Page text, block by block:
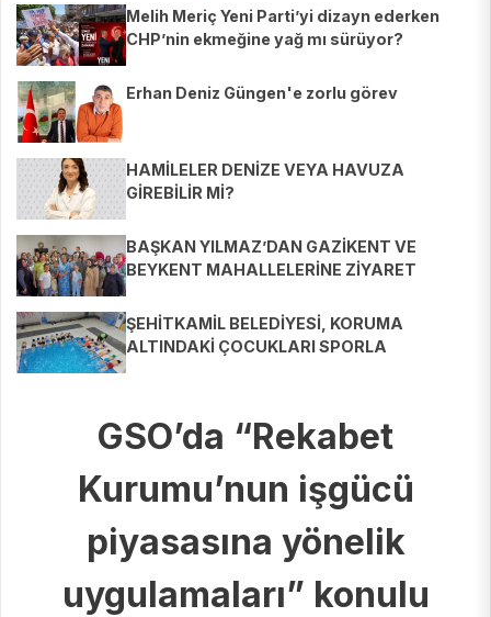
Melih Meriç Yeni Parti’yi dizayn ederken
CHP’nin ekmeğine yağ mı sürüyor?
Erhan Deniz Güngen'e zorlu görev
HAMİLELER DENİZE VEYA HAVUZA
GİREBİLİR Mİ?
BAŞKAN YILMAZ’DAN GAZİKENT VE
BEYKENT MAHALLELERİNE ZİYARET
ŞEHİTKAMİL BELEDİYESİ, KORUMA
ALTINDAKİ ÇOCUKLARI SPORLA
GSO’da “Rekabet
Kurumu’nun işgücü
piyasasına yönelik
uygulamaları” konulu